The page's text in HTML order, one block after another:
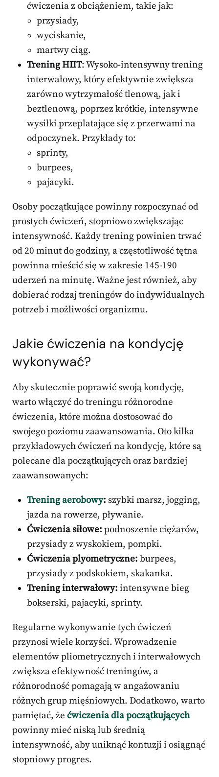
ćwiczenia z obciążeniem, takie jak:
przysiady,
wyciskanie,
martwy ciąg.
Trening HIIT: Wysoko-intensywny trening
interwałowy, który efektywnie zwiększa
zarówno wytrzymałość tlenową, jak i
beztlenową, poprzez krótkie, intensywne
wysiłki przeplatające się z przerwami na
odpoczynek. Przykłady to:
sprinty,
burpees,
pajacyki.
Osoby początkujące powinny rozpoczynać od
prostych ćwiczeń, stopniowo zwiększając
intensywność. Każdy trening powinien trwać
od 20 minut do godziny, a częstotliwość tętna
powinna mieścić się w zakresie 145-190
uderzeń na minutę. Ważne jest również, aby
dobierać rodzaj treningów do indywidualnych
potrzeb i możliwości organizmu.
Jakie ćwiczenia na kondycję
wykonywać?
Aby skutecznie poprawić swoją kondycję,
warto włączyć do treningu różnorodne
ćwiczenia, które można dostosować do
swojego poziomu zaawansowania. Oto kilka
przykładowych ćwiczeń na kondycję, które są
polecane dla początkujących oraz bardziej
zaawansowanych:
Trening aerobowy: szybki marsz, jogging,
jazda na rowerze, pływanie.
Ćwiczenia siłowe: podnoszenie ciężarów,
przysiady z wyskokiem, pompki.
Ćwiczenia plyometryczne: burpees,
przysiady z podskokiem, skakanka.
Trening interwałowy: intensywne bieg
bokserski, pajacyki, sprinty.
Regularne wykonywanie tych ćwiczeń
przynosi wiele korzyści. Wprowadzenie
elementów pliometrycznych i interwałowych
zwiększa efektywność treningów, a
różnorodność pomagają w angażowaniu
różnych grup mięśniowych. Dodatkowo, warto
pamiętać, że ćwiczenia dla początkujących
powinny mieć niską lub średnią
intensywność, aby uniknąć kontuzji i osiągnąć
stopniowy progres.